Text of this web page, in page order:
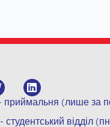
приймальня (лише за
відділ